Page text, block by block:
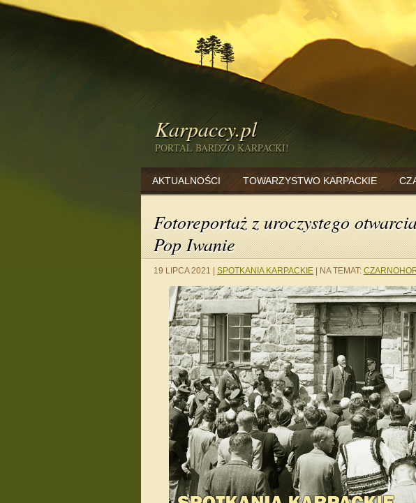
Karpaccy.pl
PORTAL BARDZO KARPACKI!
AKTUALNOŚCI TOWARZYSTWO KARPACKIE
Fotoreportaż z uroczystego
Pop Iwanie
19 LIPCA 2021 SPOTKANIA KARPACKIE NA TEMAT: